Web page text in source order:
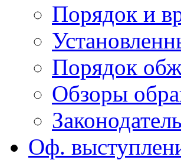
Порядок и
Порядок
Обзоры
Оф.